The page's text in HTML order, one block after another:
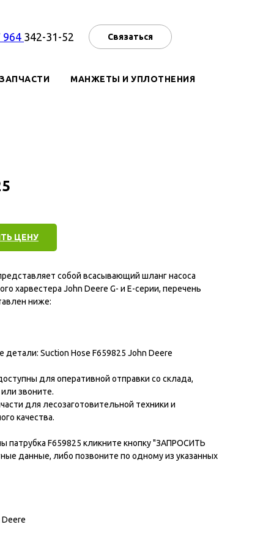
964 342-31-52 Связаться
ЗАПЧАСТИ МАНЖЕТЫ И УПЛОТНЕНИЯ
ЦЕНУ
собой всасывающий шланг насоса
харвестера John Deere G- и E-серии, перечень
ниже:
Suction Hose F659825 John Deere
для оперативной отправки со склада,
звоните.
для лесозаготовительной техники и
качества.
патрубка F659825 кликните кнопку "ЗАПРОСИТЬ
данные, либо позвоните по одному из указанных